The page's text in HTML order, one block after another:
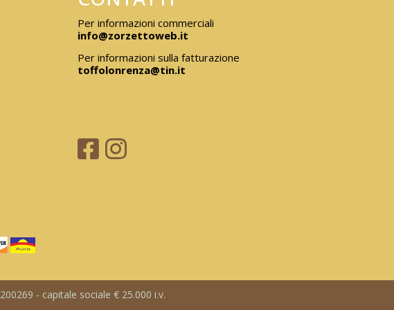
Per informazioni commerciali
info@zorzettoweb.it
Per informazioni sulla fatturazione
toffolonrenza@tin.it
- capitale sociale € 25.000 i.v.